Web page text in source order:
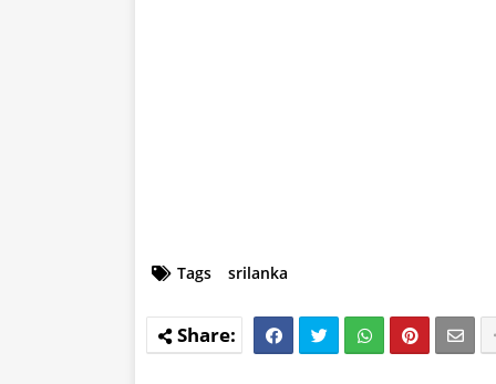
Tags srilanka